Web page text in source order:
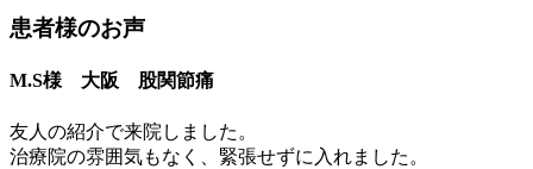
患者様のお声
M.S様 大阪 股関節痛
友人の紹介で来院しました。
治療院の雰囲気もなく、緊張せずに入れました。